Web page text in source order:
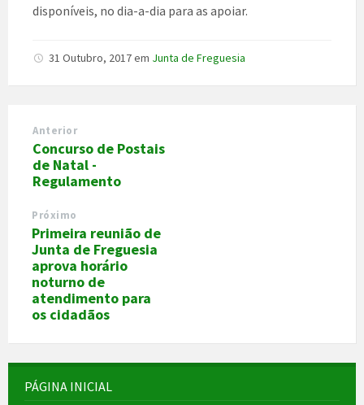
disponíveis, no dia-a-dia para as apoiar.
31 Outubro, 2017em Junta de Freguesia
Anterior
Concurso de Postais
de Natal -
Regulamento
Próximo
Primeira reunião de
Junta de Freguesia
aprova horário
noturno de
atendimento para
os cidadãos
PÁGINA INICIAL